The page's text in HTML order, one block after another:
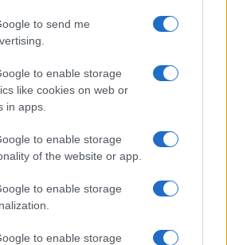
to send me
to enable storage
like cookies on web or
in apps.
to enable storage
of the website or app.
to enable storage
to enable storage
ΟΣΑ ΧΡΕΙΑΖΕΣΑΙ
ΚΑΛΟΚΑΙΡΙ ΣΟΥ →